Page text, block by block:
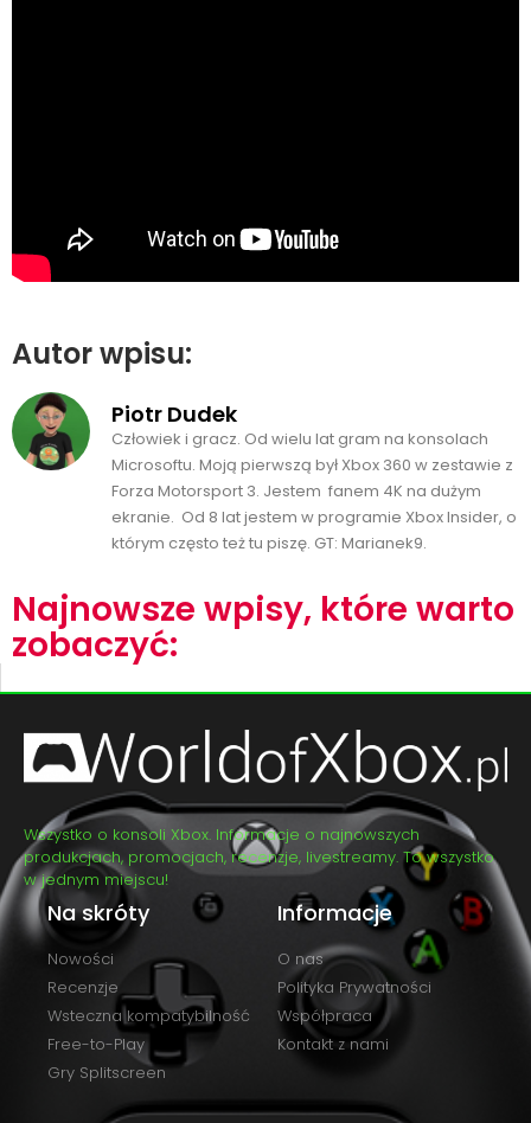
Autor wpisu:
Piotr Dudek
Człowiek i gracz. Od wielu lat gram na konsolach
Microsoftu. Moją pierwszą był Xbox 360 w zestawie z
Forza Motorsport 3. Jestem fanem 4K na dużym
ekranie. Od 8 lat jestem w programie Xbox Insider, o
którym często też tu piszę. GT: Marianek9.
Najnowsze wpisy, które warto
zobaczyć:
Wszystko o konsoli Xbox. Informacje o najnowszych
produkcjach, promocjach, recenzje, livestreamy. To wszystko
w jednym miejscu!
Na skróty
Nowości
Recenzje
Wsteczna kompatybilność
Free-to-Play
Gry Splitscreen
Informacje
O nas
Polityka Prywatności
Współpraca
Kontakt z nami